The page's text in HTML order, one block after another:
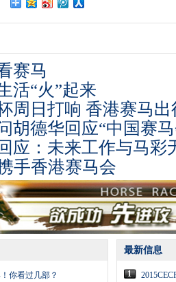
赛马
活“火”起来
周日打响 香港赛马出
胡德华回应“中国赛
应：未来工作与马彩
手香港赛马会
你看过几部？
最新信息
1